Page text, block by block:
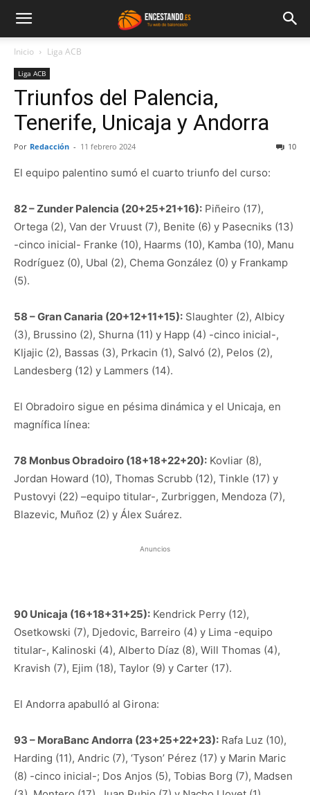
Inicio Liga ACB
Liga ACB
Triunfos del Palencia,
Tenerife, Unicaja y Andorra
Por Redacción - 11 febrero 2024 10
El equipo palentino sumó el cuarto triunfo del curso:
82 – Zunder Palencia (20+25+21+16): Piñeiro (17),
Ortega (2), Van der Vruust (7), Benite (6) y Pasecniks (13)
-cinco inicial- Franke (10), Haarms (10), Kamba (10), Manu
Rodríguez (0), Ubal (2), Chema González (0) y Frankamp
(5).
58 – Gran Canaria (20+12+11+15): Slaughter (2), Albicy
(3), Brussino (2), Shurna (11) y Happ (4) -cinco inicial-,
Kljajic (2), Bassas (3), Prkacin (1), Salvó (2), Pelos (2),
Landesberg (12) y Lammers (14).
El Obradoiro sigue en pésima dinámica y el Unicaja, en
magnífica línea:
78 Monbus Obradoiro (18+18+22+20): Kovliar (8),
Jordan Howard (10), Thomas Scrubb (12), Tinkle (17) y
Pustovyi (22) –equipo titular-, Zurbriggen, Mendoza (7),
Blazevic, Muñoz (2) y Álex Suárez.
Anuncios
90 Unicaja (16+18+31+25): Kendrick Perry (12),
Osetkowski (7), Djedovic, Barreiro (4) y Lima -equipo
titular-, Kalinoski (4), Alberto Díaz (8), Will Thomas (4),
Kravish (7), Ejim (18), Taylor (9) y Carter (17).
El Andorra apabulló al Girona:
93 – MoraBanc Andorra (23+25+22+23): Rafa Luz (10),
Harding (11), Andric (7), ‘Tyson’ Pérez (17) y Marin Maric
(8) -cinco inicial-; Dos Anjos (5), Tobias Borg (7), Madsen